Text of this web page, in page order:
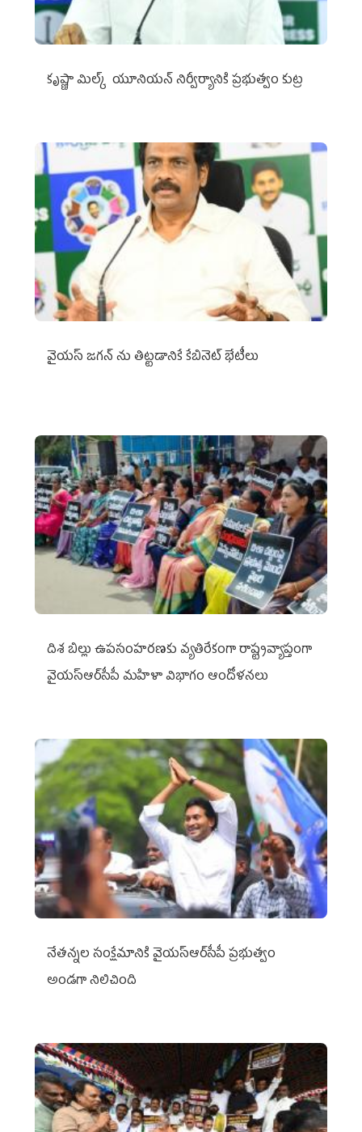
కృష్ణా మిల్క్‌ యూనియన్‌ నిర్వీర్యానికి ప్రభుత్వం కుట్ర
వైయ‌స్ జగన్‌ ను తిట్టడానికే కేబినెట్‌ భేటీలు
దిశ బిల్లు ఉపసంహరణకు వ్యతిరేకంగా రాష్ట్రవ్యాప్తంగా
వైయ‌స్ఆర్‌సీపీ మహిళా విభాగం ఆందోళనలు
నేతన్నల సంక్షేమానికి వైయ‌స్ఆర్‌సీపీ ప్రభుత్వం
అండగా నిలిచింది